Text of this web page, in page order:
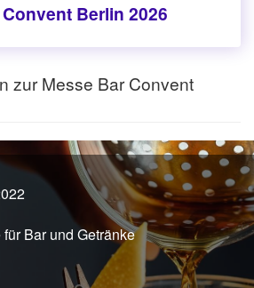
Berlin 2026
zur Messe Bar Convent
Bar und Getränke